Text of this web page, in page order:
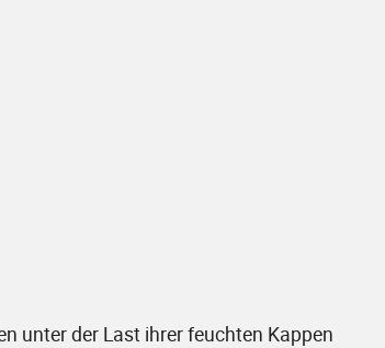
unter der Last ihrer feuchten Kappen